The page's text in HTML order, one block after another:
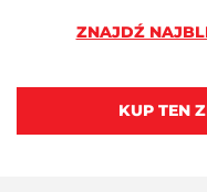
ZNAJDŹ
KUP TEN